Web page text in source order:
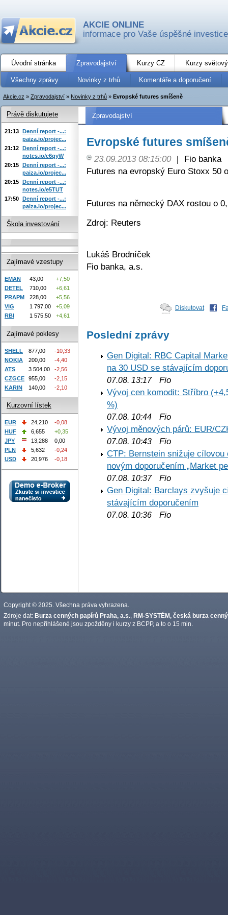
AKCIE ONLINE
informace pro Vaše úspěšné investice
Úvodní stránka Zpravodajství Kurzy CZ Kurzy
Všechny zprávy Novinky z trhů Komentáře a doporučení
Akcie.cz » Zpravodajství » Novinky z trhů » Evropské futures smíšeně
Zpravodajství
Evropské futures
23.09.2013 08:15:00 |
Fio banka
Futures na evropský Euro Stoxx 50
Futures na německý DAX rostou o
Zdroj: Reuters
Lukáš Brodníček
Fio banka, a.s.
Diskutovat
Poslední zprávy
Gen Digital: RBC Capital
na 30 USD se stávajícím
07.08. 13:17Fio
Vývoj cen komodit: Stříbro
%)
07.08. 10:44 Fio
Vývoj měnových párů: EUR/
07.08. 10:43 Fio
CTP: Bernstein snižuje
novým doporučením „Market
07.08. 10:37Fio
Gen Digital: Barclays zvyšuje
stávajícím doporučením
07.08. 10:36 Fio
Právě diskutujete
21:13 Denní report -...:
paiza.io/projec...
21:12 Denní report -...:
notes.io/e6qyW
20:15 Denní report -...:
paiza.io/projec...
20:15 Denní report -...:
notes.io/e5TUT
17:50 Denní report -...:
paiza.io/projec...
Škola investování
Zajímavé vzestupy
EMAN 43,00
+7,50
DETEL
710,00
+6,61
PRAPM
228,00
+5,56
VIG
1 797,00
+5,09
RBI
1 575,50 +4,61
Zajímavé poklesy
SHELL 877,00
-10,33
NOKIA
200,00
-4,40
ATS
3 504,00
-2,56
CZGCE
955,00
-2,15
KARIN
140,00 -2,10
Kurzovní lístek
EUR 24,210
-0,08
HUF
6,655
+0,35
JPY
13,288
0,00
PLN
5,632
-0,24
USD
20,976 -0,18
Copyright © 2025. Všechna práva vyhrazena.
Zdroje dat: Burza cenných papírů Praha, a.s. RM-SYSTÉM, česká burza
minut. Pro nepřihlášené jsou zpožděny i kurzy z BCPP, a to o 15 min.